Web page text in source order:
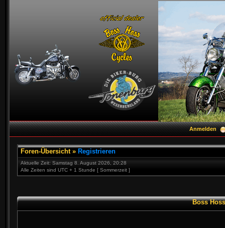
Anmelden
Foren-Übersicht» Registrieren
Aktuelle Zeit: Samstag 8. August 2026, 20:28
Alle Zeiten sind UTC + 1 Stunde [ Sommerzeit ]
Boss